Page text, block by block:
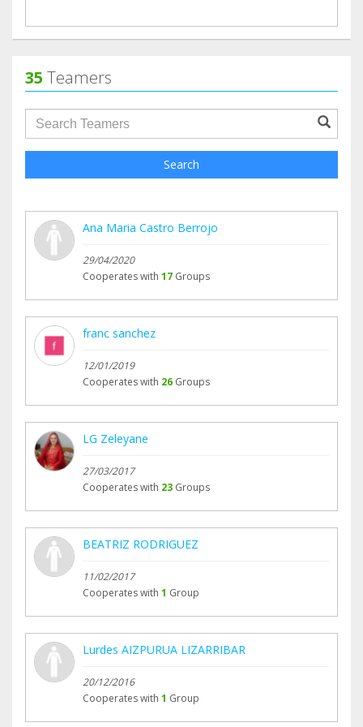
Nuestro agradecimiento permanecerá y los
Gracias por acompañarnos dar sentido a este
camino.
35 Teamers
groupProfile.searchForm.search.text???
Search
Ana Maria Castro Berrojo
29/04/2020
Cooperates with 17 Groups
franc sanchez
12/01/2019
Cooperates with 26 Groups
LG Zeleyane
27/03/2017
Cooperates with 23 Groups
BEATRIZ RODRIGUEZ
11/02/2017
Cooperates with 1 Group
Lurdes AIZPURUA LIZARRIBAR
20/12/2016
Cooperates with 1 Group